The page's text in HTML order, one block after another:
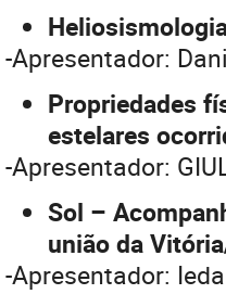
-Apresentador:
Propriedades
estelares
-Apresentador:
Sol –
união da
-Apresentador: